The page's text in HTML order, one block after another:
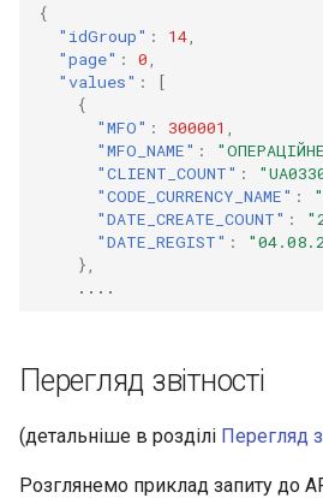
{
"idGroup" : 14
"page" : 0
"values" :
[
{
"MFO" : 300001
"MFO_NAME" :
"CLIENT_COUNT" :
"CODE_CURRENCY_NAME" :
"DATE_CREATE_COUNT" :
"DATE_REGIST" :
},
....
Перегляд звітності
(детальніше в розділі Перегляд
Розглянемо приклад запиту до